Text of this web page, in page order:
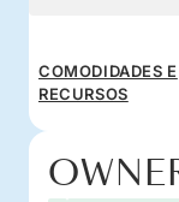
COMODIDADES E
RECURSOS